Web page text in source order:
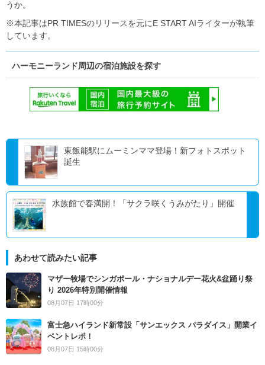
うか。
※本記事はPR TIMESのリリースを元にE START AIライターが執筆
しています。
ハーモニーランド周辺の宿泊施設を探す
東飯能駅にムーミンママ登場！新フォトスポット
誕生
水族館で春満開！「サクラ咲くうみがたり」開催
あわせて読みたい記事
マザー牧場でシンガポール・ナショナルデー花火&盆踊り祭
り 2026年特別開催情報
08月07日 17時00分
富士急ハイランド新常設「サンエックス パラダイス」開業イ
ベントレポ！
08月07日 15時00分